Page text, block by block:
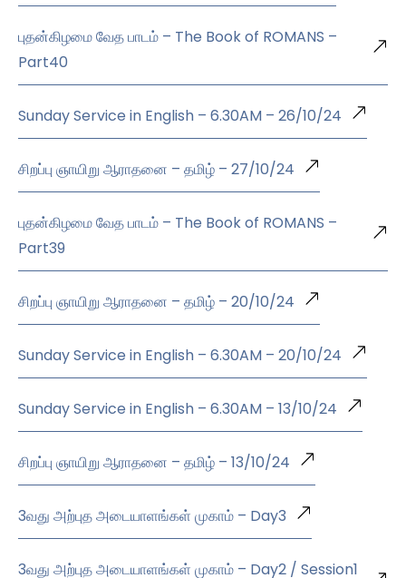
புதன்கிழமை வேத பாடம் – The Book of ROMANS –
Part40
Sunday Service in English – 6.30AM – 26/10/24
சிறப்பு ஞாயிறு ஆராதனை – தமிழ் – 27/10/24
புதன்கிழமை வேத பாடம் – The Book of ROMANS –
Part39
சிறப்பு ஞாயிறு ஆராதனை – தமிழ் – 20/10/24
Sunday Service in English – 6.30AM – 20/10/24
Sunday Service in English – 6.30AM – 13/10/24
சிறப்பு ஞாயிறு ஆராதனை – தமிழ் – 13/10/24
3வது அற்புத அடையாளங்கள் முகாம் – Day3
3வது அற்புத அடையாளங்கள் முகாம் – Day2 / Session1